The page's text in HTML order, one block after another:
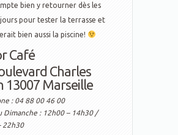
bien y retourner dès les
jours pour tester la terrasse et
bien aussi la piscine!
Café
Charles
13007 Marseille
: 04 88 00 46 00
Dimanche : 12h00 – 14h30 /
22h30